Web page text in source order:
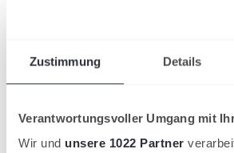
Zustimmung Details
Verantwortungsvoller Umgang mit
Wir und unsere 1022 Partner